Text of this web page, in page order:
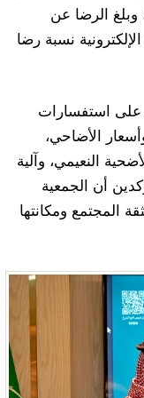
بلغ الرضا العام للأسر 92.1%، وبلغ الرضا عن
الإلكترونية نسبة رضا
على استفسارات
الأضاحي،
النعيمي، وآلية
أن الجمعية
المجتمع ومكانتها